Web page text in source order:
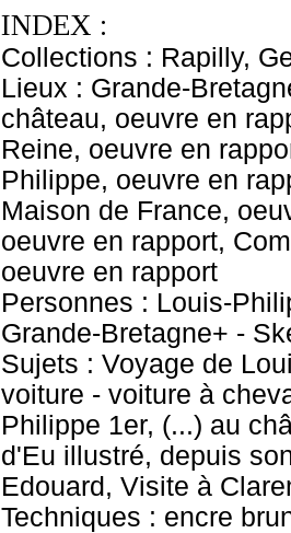
INDEX :
Collections : Rapilly,
Lieux : Grande-
château, oeuvre en
Reine, oeuvre en
Philippe, oeuvre en
Maison de France,
oeuvre en rapport,
oeuvre en rapport
Personnes : Louis-
Grande-Bretagne+ -
Sujets : Voyage de
voiture - voiture à
Philippe 1er, (...) au
d'Eu illustré, depuis
Edouard, Visite à
Techniques : encre